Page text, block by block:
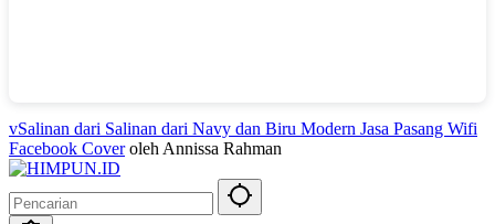
vSalinan dari Salinan dari Navy dan Biru Modern Jasa Pasang Wifi
Facebook Coveroleh Annissa Rahman